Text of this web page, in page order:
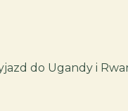
do Ugandy i